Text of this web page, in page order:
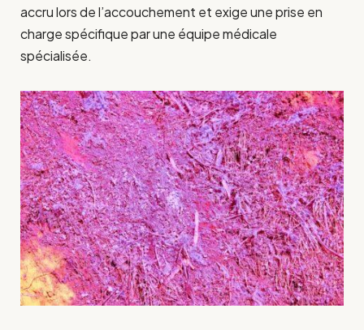
accru lors de l’accouchement et exige une prise en
charge spécifique par une équipe médicale
spécialisée.